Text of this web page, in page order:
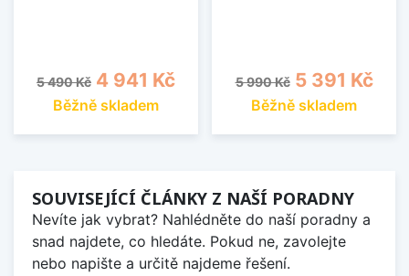
Běžná cena
5 490 Kč Cena
4 941 Kč
Běžně skladem
Běžná cena
5 990 Kč Cena
5 391 Kč
Běžně skladem
SOUVISEJÍCÍ ČLÁNKY Z NAŠÍ PORADNY
Nevíte jak vybrat? Nahlédněte do naší poradny a
snad najdete, co hledáte. Pokud ne, zavolejte
nebo napište a určitě najdeme řešení.